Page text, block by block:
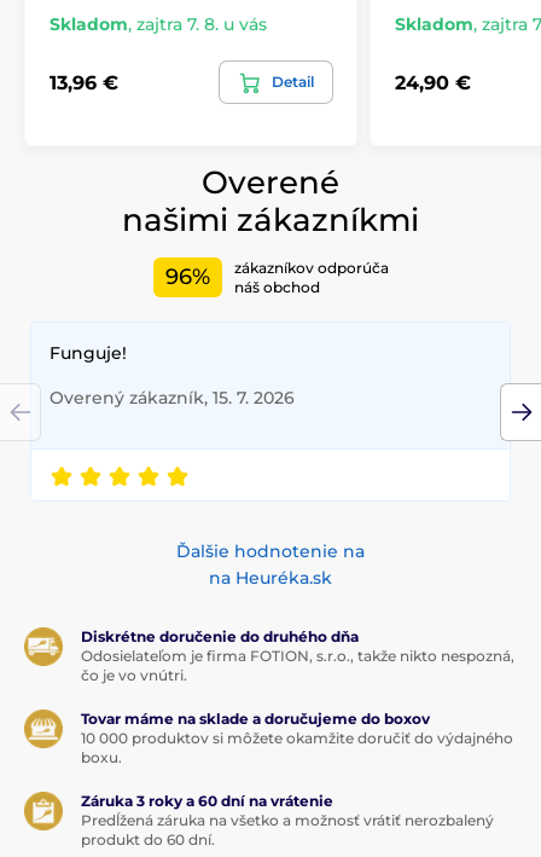
Skladom, zajtra 7. 8. u vás
13,96 € Detail
Skladom, zajtra
24,90 €
Overené
našimi zákazníkmi
96%
zákazníkov odporúča
náš obchod
Funguje!
Overený zákazník, 15. 7. 2026
Ďalšie hodnotenie na
na Heuréka.sk
Diskrétne doručenie do druhého dňa
Odosielateľom je firma FOTION, s.r.o., takže nikto nespozná,
čo je vo vnútri.
Tovar máme na sklade a doručujeme do boxov
10 000 produktov si môžete okamžite doručiť do výdajného
boxu.
Záruka 3 roky a 60 dní na vrátenie
Predĺžená záruka na všetko a možnosť vrátiť nerozbalený
produkt do 60 dní.